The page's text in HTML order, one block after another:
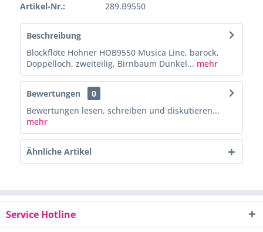
Artikel-Nr.: 289.B9550
Beschreibung
Blockflöte Hohner HOB9550 Musica Line, barock,
Doppelloch, zweiteilig, Birnbaum Dunkel... mehr
Bewertungen
0
Bewertungen lesen, schreiben und diskutieren...
mehr
Ähnliche Artikel
Service Hotline